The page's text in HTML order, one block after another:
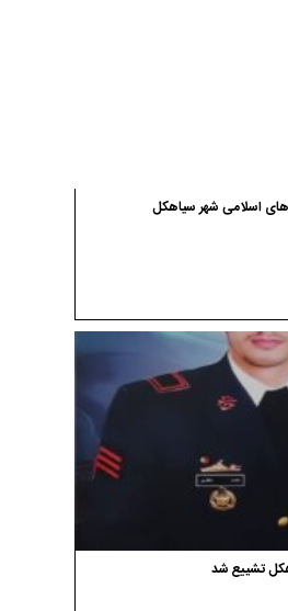
اسلامی شهر سیاهکل
تشییع شد